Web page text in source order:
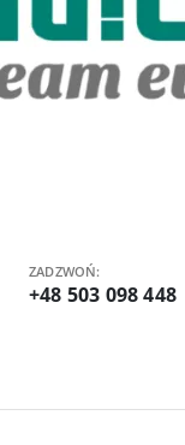
ZADZWOŃ:
+48 503 098 448